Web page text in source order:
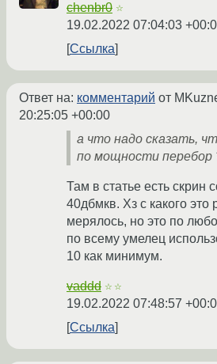
chenbr0 ☆
19.02.2022 07:04:03
Ссылка
Ответ на: комментарий от
20:25:05 +00:00
а что надо сказать,
по мощности перебор
Там в статье есть скрин
40дбмкв. Хз с какого это
мерялось, но это по
по всему умелец
10 как минимум.
vaddd ☆☆
19.02.2022 07:48:57
Ссылка